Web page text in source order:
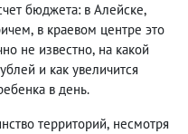
бюджета: в Алейске,
, в краевом центре это
не известно, на какой
и как увеличится
в день.
территорий, несмотря